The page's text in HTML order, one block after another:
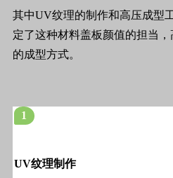
其中UV纹理的制作和高压成型
定了这种材料盖板颜值的担当
的成型方式。
1
UV纹理制作